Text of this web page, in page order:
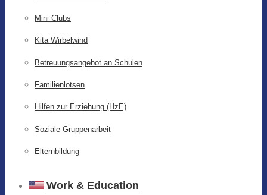
Mini Clubs
Kita Wirbelwind
Betreuungsangebot an Schulen
Familienlotsen
Hilfen zur Erziehung (HzE)
Soziale Gruppenarbeit
Elternbildung
Work & Education